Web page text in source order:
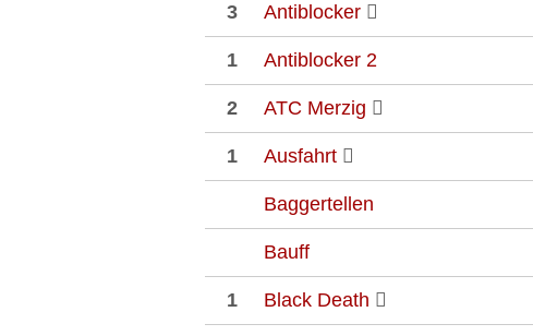
3 Antiblocker
1 Antiblocker 2
2 ATC Merzig
1 Ausfahrt
Baggertellen
Bauff
1 Black Death